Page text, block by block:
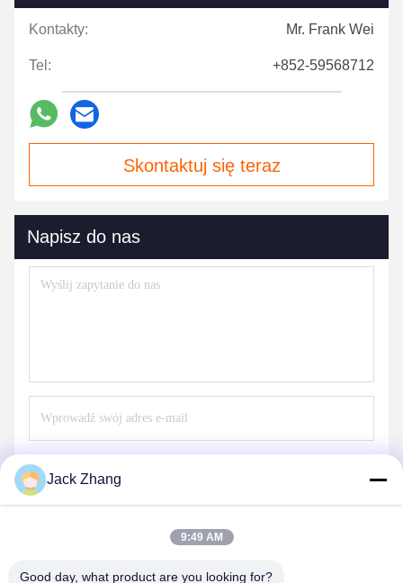
Kontakty: Mr. Frank Wei
Tel: +852-59568712
Skontaktuj się teraz
Napisz do nas
Jack Zhang
9:49 AM
Good day, what product are you looking for?